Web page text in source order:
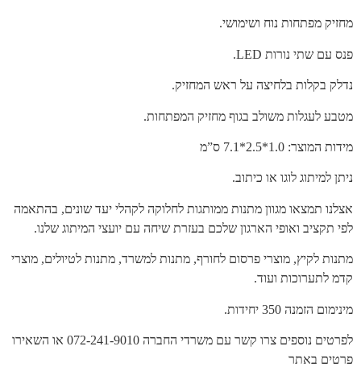
מחזיק מפתחות נוח ושימושי.
פנס עם שתי נורות LED.
נדלק בקלות בלחיצה על ראש המחזיק.
מטבע לעגלות משולב בגוף מחזיק המפתחות.
מידות המוצר: 1.0*2.5*7.1 ס”מ
ניתן למיתוג לוגו או כיתוב.
אצלנו תמצאו מגוון מתנות ממותגות לחלוקה לקהלי יעד שונים, בהתאמה
לפי תקציב ואופי הארגון שלכם בעזרת שיחה עם יועצי המיתוג שלנו.
מתנות לקיץ, מוצרי פרסום לחורף, מתנות למשרד, מתנות לטיולים, מוצרי
קדמ לתערוכות ועוד.
מינימום הזמנה 350 יחידות.
לפרטים נוספים צרו קשר עם משרדי החברה 072-241-9010 או השאירו
פרטים באתר